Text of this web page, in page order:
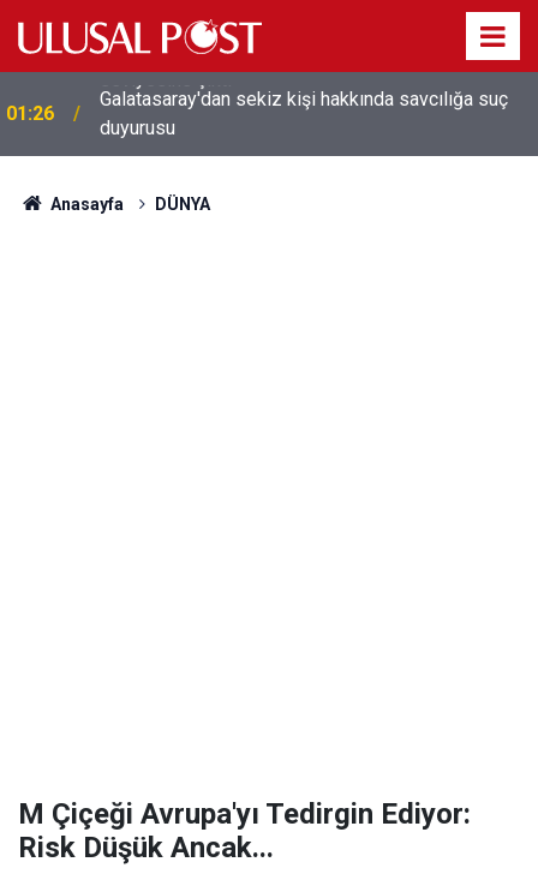
01:26
Galatasaray'dan sekiz kişi hakkında savcılığa suç
duyurusu
Anasayfa DÜNYA
M Çiçeği Avrupa'yı Tedirgin Ediyor:
Risk Düşük Ancak...